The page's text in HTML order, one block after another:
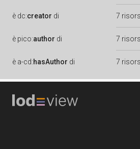
è dc:creator di 7
è pico:author di 7
è a-cd:hasAuthor di 7